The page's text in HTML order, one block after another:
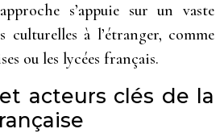
s’appuie sur un vaste
culturelles à l’étranger, comme
ou les lycées français.
acteurs clés de la